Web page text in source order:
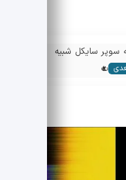
سوپر سایکل شبیه
»